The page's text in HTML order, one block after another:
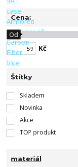
Cena:
Kč
Od
Štítky
Skladem
Novinka
Akce
TOP produkt
materiál